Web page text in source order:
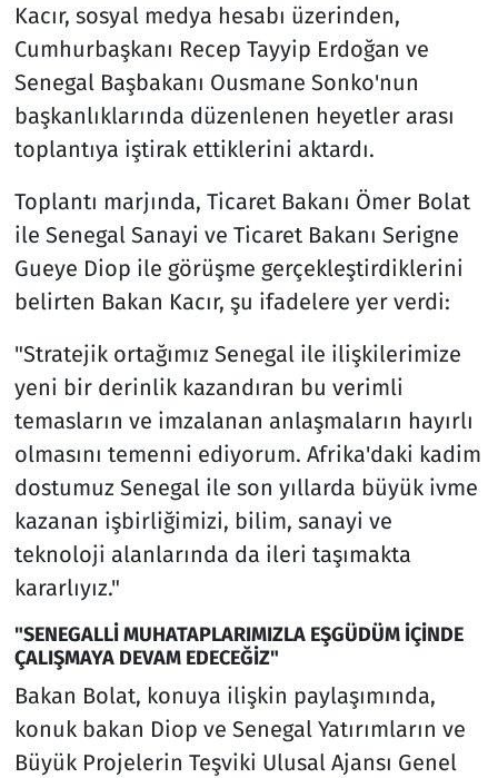
Kacır, sosyal medya hesabı üzerinden,
Cumhurbaşkanı Recep Tayyip Erdoğan ve
Senegal Başbakanı Ousmane Sonko'nun
başkanlıklarında düzenlenen heyetler arası
toplantıya iştirak ettiklerini aktardı.
Toplantı marjında, Ticaret Bakanı Ömer Bolat
ile Senegal Sanayi ve Ticaret Bakanı Serigne
Gueye Diop ile görüşme gerçekleştirdiklerini
belirten Bakan Kacır, şu ifadelere yer verdi:
"Stratejik ortağımız Senegal ile ilişkilerimize
yeni bir derinlik kazandıran bu verimli
temasların ve imzalanan anlaşmaların hayırlı
olmasını temenni ediyorum. Afrika'daki kadim
dostumuz Senegal ile son yıllarda büyük ivme
kazanan işbirliğimizi, bilim, sanayi ve
teknoloji alanlarında da ileri taşımakta
kararlıyız."
"SENEGALLİ MUHATAPLARIMIZLA EŞGÜDÜM İÇİNDE
ÇALIŞMAYA DEVAM EDECEĞİZ"
Bakan Bolat, konuya ilişkin paylaşımında,
konuk bakan Diop ve Senegal Yatırımların ve
Büyük Projelerin Teşviki Ulusal Ajansı Genel
Spor
Teknoloji ve Bilim
Televizyon